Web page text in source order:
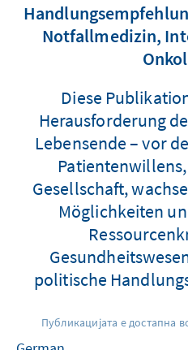
Notfallmedizin,
Diese
Herausforderung
Lebensende – vor
Gesellschaft,
Möglichkeiten
politische
Публикацијата е достапна